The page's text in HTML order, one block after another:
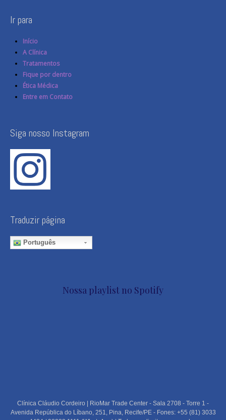
Ir para
Início
A Clínica
Tratamentos
Fique por dentro
Ética Médica
Entre em Contato
Siga nosso Instagram
Traduzir página
Português
Nossa playlist no Spotify
Clínica Cláudio Cordeiro | RioMar Trade Center - Sala 2708 - Torre 1 -
Avenida República do Líbano, 251, Pina, Recife/PE - Fones: +55 (81) 3033